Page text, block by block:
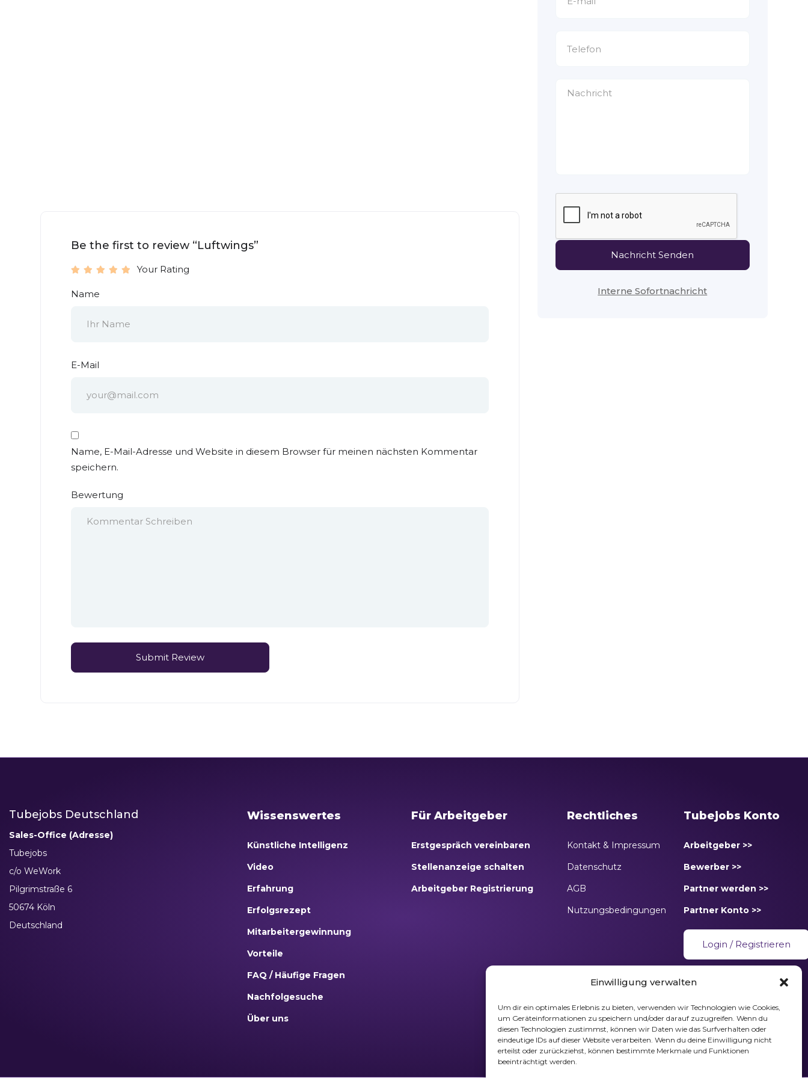
Einwilligung verwalten
Um dir ein optimales Erlebnis zu bieten, verwenden wir Technologien wie Cookies,
um Geräteinformationen zu speichern und/oder darauf zuzugreifen. Wenn du
diesen Technologien zustimmst, können wir Daten wie das Surfverhalten oder
eindeutige IDs auf dieser Website verarbeiten. Wenn du deine Einwilligung nicht
erteilst oder zurückziehst, können bestimmte Merkmale und Funktionen
beeinträchtigt werden.
Be the first to review “Luftwings”
Your Rating
Name
E-Mail
Name, E-Mail-Adresse und Website in diesem Browser für meinen nächsten Kommentar
speichern.
Bewertung
Nachricht Senden
Interne Sofortnachricht
Tubejobs Deutschland
Sales-Office (Adresse)
Tubejobs
c/o WeWork
Pilgrimstraße 6
50674 Köln
Deutschland
Wissenswertes
Künstliche Intelligenz
Video
Erfahrung
Erfolgsrezept
Mitarbeitergewinnung
Vorteile
FAQ / Häufige Fragen
Nachfolgesuche
Über uns
Für Arbeitgeber
Erstgespräch vereinbaren
Stellenanzeige schalten
Arbeitgeber Registrierung
Rechtliches
Kontakt & Impressum
Datenschutz
AGB
Nutzungsbedingungen
Tubejobs Konto
Arbeitgeber >>
Bewerber >>
Partner werden >>
Partner Konto >>
Login / Registrieren